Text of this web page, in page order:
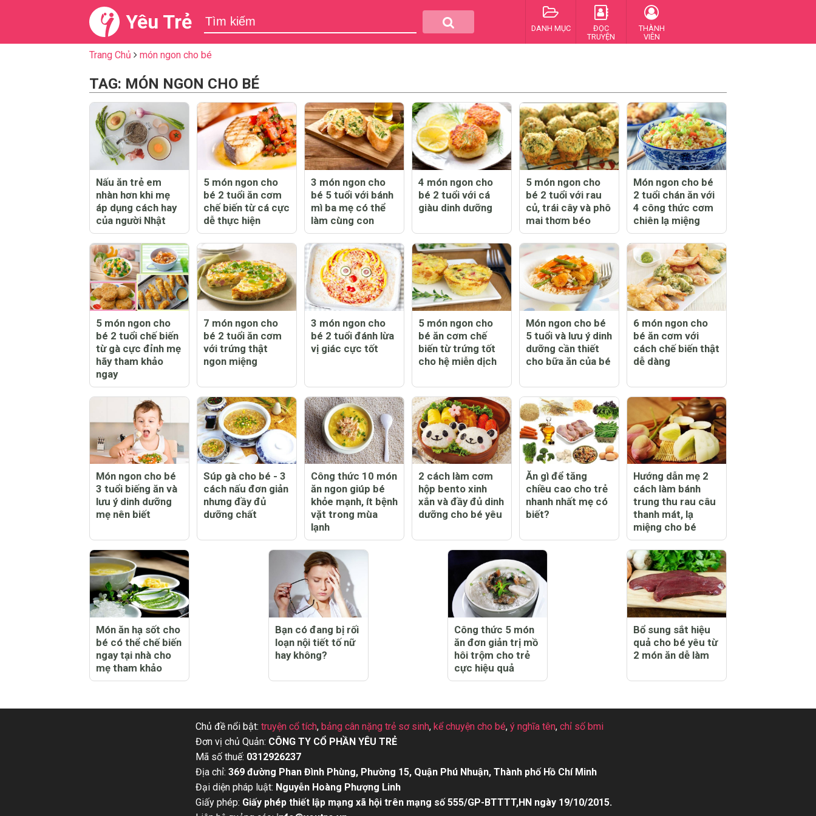
Yêu Trẻ DANH MỤC
ĐỌC
TRUYỆN
THÀNH
VIÊN
Trang Chủ món ngon cho bé
TAG: MÓN NGON CHO BÉ
Nấu ăn trẻ em
nhàn hơn khi mẹ
áp dụng cách hay
của người Nhật
5 món ngon cho
bé 2 tuổi ăn cơm
chế biến từ cá cực
dễ thực hiện
3 món ngon cho
bé 5 tuổi với bánh
mì ba mẹ có thể
làm cùng con
4 món ngon cho
bé 2 tuổi với cá
giàu dinh dưỡng
5 món ngon cho
bé 2 tuổi với rau
củ, trái cây và phô
mai thơm béo
Món ngon cho bé
2 tuổi chán ăn với
4 công thức cơm
chiên lạ miệng
5 món ngon cho
bé 2 tuổi chế biến
từ gà cực đỉnh mẹ
hãy tham khảo
ngay
7 món ngon cho
bé 2 tuổi ăn cơm
với trứng thật
ngon miệng
3 món ngon cho
bé 2 tuổi đánh lừa
vị giác cực tốt
5 món ngon cho
bé ăn cơm chế
biến từ trứng tốt
cho hệ miễn dịch
Món ngon cho bé
5 tuổi và lưu ý dinh
dưỡng cần thiết
cho bữa ăn của bé
6 món ngon cho
bé ăn cơm với
cách chế biến thật
dễ dàng
Món ngon cho bé
3 tuổi biếng ăn và
lưu ý dinh dưỡng
mẹ nên biết
Súp gà cho bé - 3
cách nấu đơn giản
nhưng đầy đủ
dưỡng chất
Công thức 10 món
ăn ngon giúp bé
khỏe mạnh, ít bệnh
vặt trong mùa
lạnh
2 cách làm cơm
hộp bento xinh
xắn và đầy đủ dinh
dưỡng cho bé yêu
Ăn gì để tăng
chiều cao cho trẻ
nhanh nhất mẹ có
biết?
Hướng dẫn mẹ 2
cách làm bánh
trung thu rau câu
thanh mát, lạ
miệng cho bé
Món ăn hạ sốt cho
bé có thể chế biến
ngay tại nhà cho
mẹ tham khảo
Bạn có đang bị rối
loạn nội tiết tố nữ
hay không?
Công thức 5 món
ăn đơn giản trị mồ
hôi trộm cho trẻ
cực hiệu quả
Bổ sung sắt hiệu
quả cho bé yêu từ
2 món ăn dễ làm
Chủ đề nổi bật: truyện cổ tích, bảng cân nặng trẻ sơ sinh, kể chuyện cho bé, ý nghĩa tên, chỉ số bmi
Đơn vị chủ Quản: CÔNG TY CỔ PHẦN YÊU TRẺ
Mã số thuế: 0312926237
Địa chỉ: 369 đường Phan Đình Phùng, Phường 15, Quận Phú Nhuận, Thành phố Hồ Chí Minh
Đại diện pháp luật: Nguyễn Hoàng Phượng Linh
Giấy phép: Giấy phép thiết lập mạng xã hội trên mạng số 555/GP-BTTTT,HN ngày 19/10/2015.